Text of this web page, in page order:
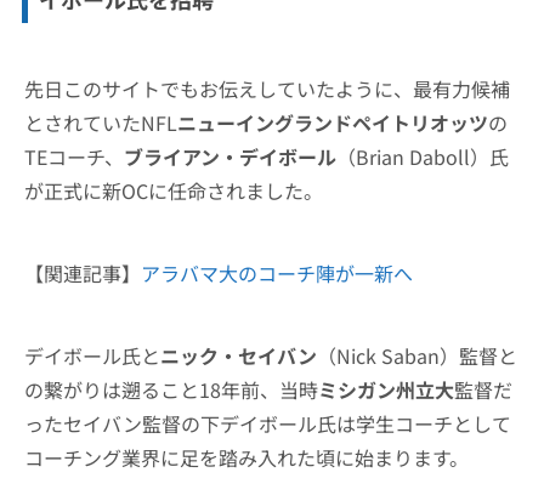
先日このサイトでもお伝えしていたように、最有力候補
とされていたNFLニューイングランドペイトリオッツの
TEコーチ、 ブライアン・デイボール （Brian Daboll）氏
が正式に新OCに任命されました。
【関連記事】 アラバマ大のコーチ陣が一新へ
デイボール氏とニック・セイバン （Nick Saban）監督と
の繋がりは遡ること18年前、当時ミシガン州立大監督だ
ったセイバン監督の下デイボール氏は学生コーチとして
コーチング業界に足を踏み入れた頃に始まります。